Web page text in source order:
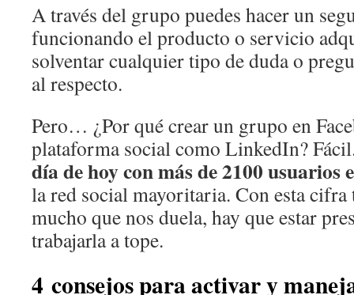
A través del grupo puedes hacer un
funcionando el producto o servicio
solventar cualquier tipo de duda o
al respecto.
Pero… ¿Por qué crear un grupo en
plataforma social como LinkedIn?
día de hoy con más de 2100 usuarios
la red social mayoritaria. Con esta
mucho que nos duela, hay que estar
trabajarla a tope.
4 consejos para activar y